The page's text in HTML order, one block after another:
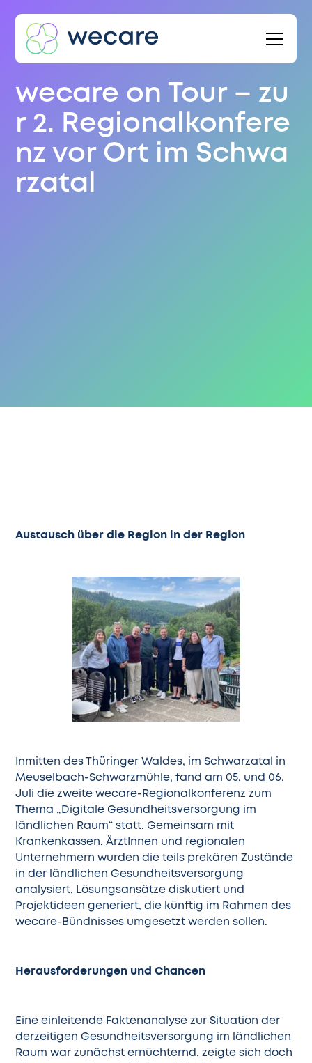
wecare on Tour – zu
r 2. Regionalkonfere
nz vor Ort im Schwa
rzatal
Austausch über die Region in der Region
Inmitten des Thüringer Waldes, im Schwarzatal in
Meuselbach-Schwarzmühle, fand am 05. und 06.
Juli die zweitewecare-Regionalkonferenz zum
Thema „Digitale Gesundheitsversorgung im
ländlichen Raum“ statt. Gemeinsam mit
Krankenkassen, ÄrztInnen und regionalen
Unternehmern wurden die teils prekären Zustände
in der ländlichen Gesundheitsversorgung
analysiert, Lösungsansätze diskutiert und
Projektideen generiert, die künftig im Rahmen des
wecare-Bündnisses umgesetzt werden sollen.
Herausforderungen und Chancen
Eine einleitende Faktenanalyse zur Situation der
derzeitigen Gesundheitsversorgung im ländlichen
Raum war zunächst ernüchternd, zeigte sich doch